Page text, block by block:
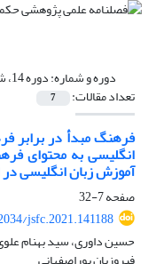
دوره و شماره:دوره 14، شماره 55، پاییز 1400، صفحه 1-220
تعداد مقالات: 7
فرهنگ مبدأ در
انگلیسی به محتوای
آموزش زبان انگلیسی در
صفحه7-32
jsfc.2021.141188
حسین داوری، سید بهنام